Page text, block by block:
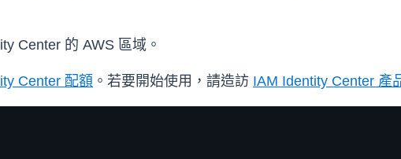
Center 的 AWS 區域。
Center 配額 。若要開始使用，請造訪 IAM Identity Center 產